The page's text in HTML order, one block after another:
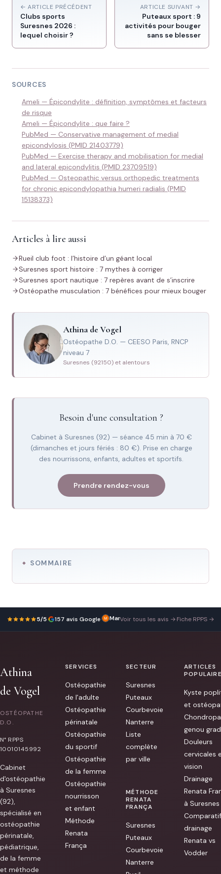
← ARTICLE PRÉCÉDENT
Clubs sports
Suresnes 2026 :
lequel choisir ?
ARTICLE SUIVANT →
Puteaux sport : 9
activités pour bouger
sans se blesser
SOURCES
Ameli — Épicondylite : définition, symptômes et facteurs
de risque
Ameli — Épicondylite : que faire ?
PubMed — Conservative management of medial
epicondylosis (PMID 21403779)
PubMed — Exercise therapy and mobilisation for medial
and lateral epicondylitis (PMID 23709519)
PubMed — Osteopathic versus orthopedic treatments
for chronic epicondylopathia humeri radialis (PMID
15138373)
Articles à lire aussi
Rueil club foot : l’histoire d’un géant local
Suresnes sport histoire : 7 mythes à corriger
Suresnes sport nautique : 7 repères avant de s’inscrire
Ostéopathe musculation : 7 bénéfices pour mieux bouger
Athina de Vogel
Ostéopathe D.O. — CEESO Paris, RNCP
niveau 7
Suresnes (92150) et alentours
Besoin d'une consultation ?
Cabinet à Suresnes (92) — séance 45 min à 70 €
(dimanches et jours fériés : 80 €). Prise en charge
des nourrissons, enfants, adultes et sportifs.
Prendre rendez-vous
SOMMAIRE
5/5· 157 avis Google· LESEIGNEUR Pierre6 janvier 2026
Accueil
une
sérénité
renouvelée.
[...]
Voir tous les avis →·Fiche RPPS →
Athina
de Vogel
OSTÉOPATHE
D.O.
N° RPPS
10010145992
Cabinet
d'ostéopathie
à Suresnes
(92),
spécialisé en
ostéopathie
périnatale,
pédiatrique,
de la femme
et méthode
SERVICES
Ostéopathie
de l'adulte
Ostéopathie
périnatale
Ostéopathie
du sportif
Ostéopathie
de la femme
Ostéopathie
nourrisson
et enfant
Méthode
Renata
França
SECTEUR
Suresnes
Puteaux
Courbevoie
Nanterre
Liste
complète
par ville
MÉTHODE
RENATA
FRANÇA
Suresnes
Puteaux
Courbevoie
Nanterre
ARTICLES
Kyste
et
genou
Douleurs
cervicales
vision
Drainage
Renata
à Suresnes
Comparatif
drainage
Renata vs
Vodder